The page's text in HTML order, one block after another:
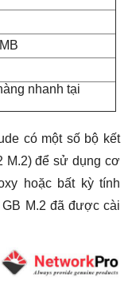
nhanh tại
có một số bộ kết
M.2) để sử dụng cơ
hoặc bất kỳ tính
M.2 đã được cài